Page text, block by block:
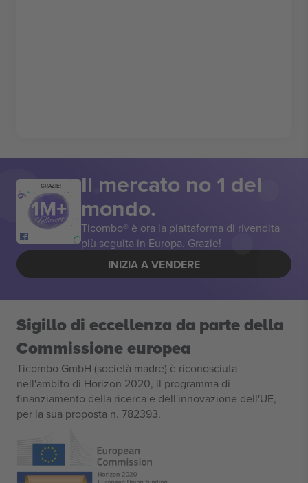
GRAZIE! Il mercato no 1 del
mondo.
Ticombo® è ora la piattaforma di rivendita
più seguita in Europa. Grazie!
INIZIA A VENDERE
Sigillo di eccellenza da parte della
Commissione europea
Ticombo GmbH (società madre) è riconosciuta
nell'ambito di Horizon 2020, il programma di
finanziamento della ricerca e dell'innovazione dell'UE,
per la sua proposta n. 782393.